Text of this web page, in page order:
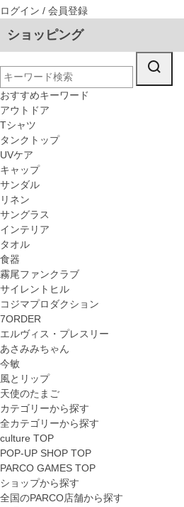
ログイン / 会員登録
ショッピング
おすすめキーワード
アウトドア
Tシャツ
タンクトップ
UVケア
キャップ
サンダル
リネン
サングラス
インテリア
タオル
食器
霧尾ファンクラブ
サイレントヒル
コジマプロダクション
7ORDER
エルヴィス・プレスリー
あさみみちゃん
今敏
風とリップ
天使のたまご
カテゴリーから探す
全カテゴリーから探す
culture TOP
POP-UP SHOP TOP
PARCO GAMES TOP
ショップから探す
全国のPARCO店舗から探す